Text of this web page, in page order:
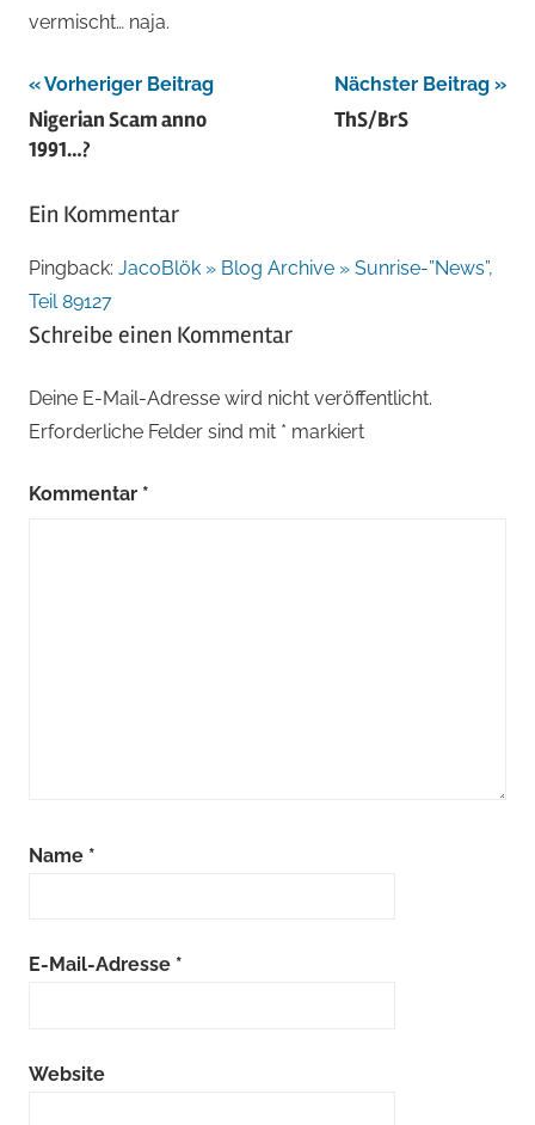
vermischt… naja.
Beitragsnavigation
Vorheriger Beitrag
Nigerian Scam anno
1991…?
Nächster Beitrag
ThS/BrS
Ein Kommentar
Pingback: JacoBlök » Blog Archive » Sunrise-”News”,
Teil 89127
Schreibe einen Kommentar
Deine E-Mail-Adresse wird nicht veröffentlicht.
Erforderliche Felder sind mit * markiert
Kommentar *
Name *
E-Mail-Adresse *
Website